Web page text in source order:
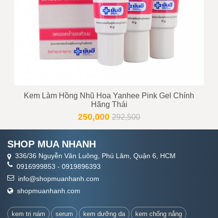
Kem Làm Hồng Nhũ Hoa Yanhee Pink Gel Chính
Hãng Thái
250,000 292,500
SHOP MUA NHANH
336/36 Nguyễn Văn Luông, Phú Lâm, Quận 6, HCM
0916999853 - 0919896393
info@shopmuanhanh.com
shopmuanhanh.com
kem trị nám serum kem dưỡng da kem chống nắng